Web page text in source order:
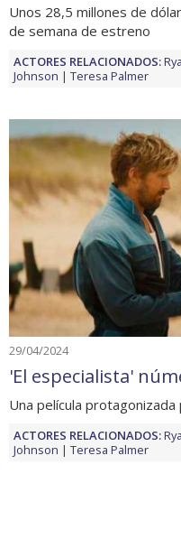
Unos 28,5 millones de
de semana de estreno
ACTORES RELACIONADOS:
Johnson
Teresa Palmer
29/04/2024
'El especialista'
Una película
ACTORES RELACIONADOS:
Johnson
Teresa Palmer